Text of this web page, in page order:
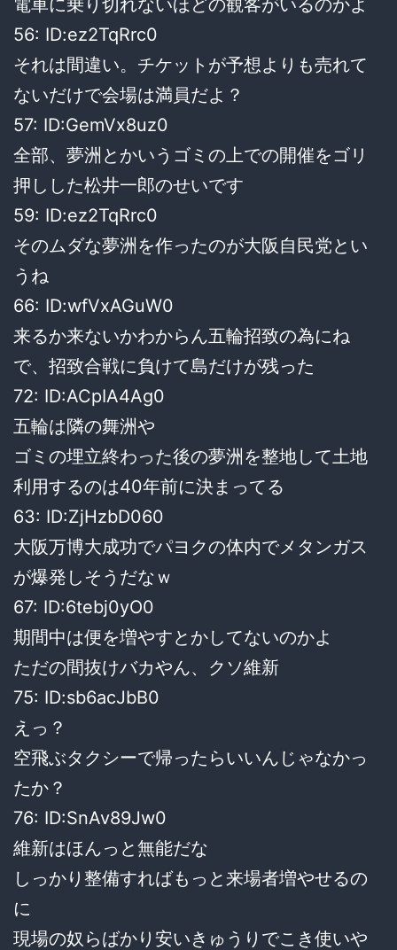
電車に乗り切れないほどの観客がいるのかよ
56: ID:ez2TqRrc0
それは間違い。チケットが予想よりも売れて
ないだけで会場は満員だよ？
57: ID:GemVx8uz0
全部、夢洲とかいうゴミの上での開催をゴリ
押しした松井一郎のせいです
59: ID:ez2TqRrc0
そのムダな夢洲を作ったのが大阪自民党とい
うね
66: ID:wfVxAGuW0
来るか来ないかわからん五輪招致の為にね
で、招致合戦に負けて島だけが残った
72: ID:ACpIA4Ag0
五輪は隣の舞洲や
ゴミの埋立終わった後の夢洲を整地して土地
利用するのは40年前に決まってる
63: ID:ZjHzbD060
大阪万博大成功でパヨクの体内でメタンガス
が爆発しそうだなｗ
67: ID:6tebj0yO0
期間中は便を増やすとかしてないのかよ
ただの間抜けバカやん、クソ維新
75: ID:sb6acJbB0
えっ？
空飛ぶタクシーで帰ったらいいんじゃなかっ
たか？
76: ID:SnAv89Jw0
維新はほんっと無能だな
しっかり整備すればもっと来場者増やせるの
に
現場の奴らばかり安いきゅうりでこき使いや